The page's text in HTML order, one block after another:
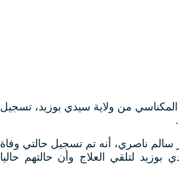
من ولاية سيدي بوزيد، تسجيل
سالم ناصري، أنه تم تسجيل حالتي وفاة
بوزيد لتلقي العلاج وأن حالتهم حاليا